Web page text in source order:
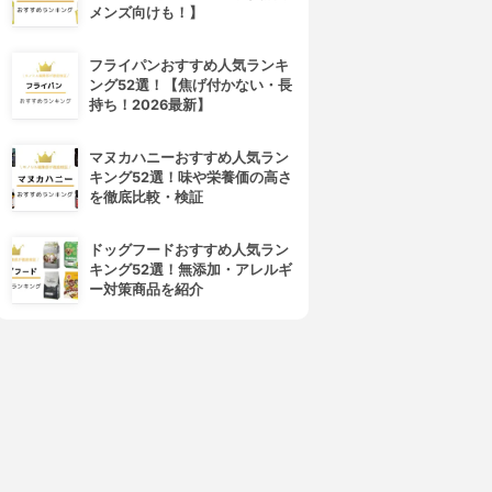
メンズ向けも！】
フライパンおすすめ人気ランキ
ング52選！【焦げ付かない・長
持ち！2026最新】
マヌカハニーおすすめ人気ラン
キング52選！味や栄養価の高さ
を徹底比較・検証
ドッグフードおすすめ人気ラン
キング52選！無添加・アレルギ
ー対策商品を紹介